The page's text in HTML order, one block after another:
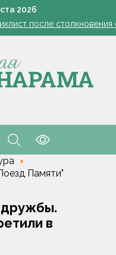
2026
чемпионата Европы по
после
в «Здравушка-Агро»
эпоха!
чемпионата Европы по
Памяти"
в